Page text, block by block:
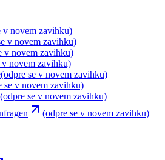
v novem zavihku)
v novem zavihku)
v novem zavihku)
v novem zavihku)
(odpre se v novem zavihku)
se v novem zavihku)
(odpre se v novem zavihku)
(odpre se v novem zavihku)